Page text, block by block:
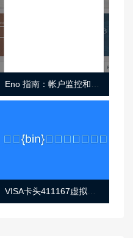
VISA卡头411167虚拟卡基础信息